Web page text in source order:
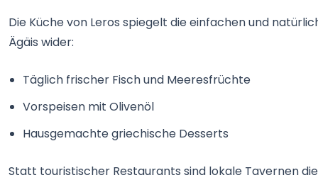
Die Küche von Leros spiegelt die einfachen und
Ägäis wider:
Täglich frischer Fisch und Meeresfrüchte
Vorspeisen mit Olivenöl
Hausgemachte griechische Desserts
Statt touristischer Restaurants sind lokale Tavernen